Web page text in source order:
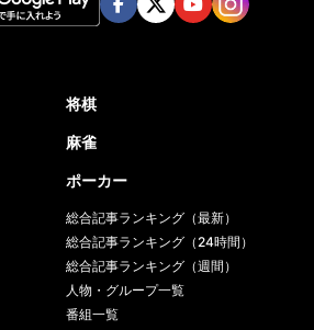
将棋
麻雀
ポーカー
総合記事ランキング（最新）
総合記事ランキング（24時間）
総合記事ランキング（週間）
人物・グループ一覧
番組一覧